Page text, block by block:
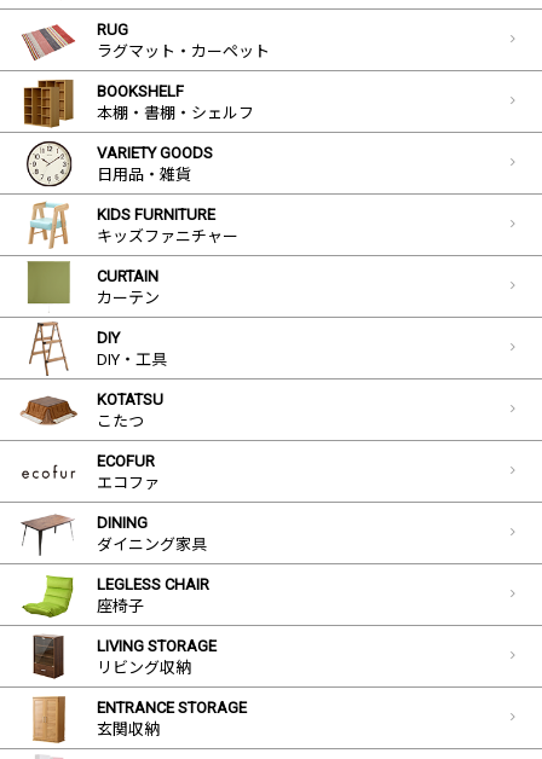
RUG
ラグマット・カーペット
BOOKSHELF
本棚・書棚・シェルフ
VARIETY GOODS
日用品・雑貨
KIDS FURNITURE
キッズファニチャー
CURTAIN
カーテン
DIY
DIY・工具
KOTATSU
こたつ
ECOFUR
エコファ
DINING
ダイニング家具
LEGLESS CHAIR
座椅子
LIVING STORAGE
リビング収納
ENTRANCE STORAGE
玄関収納